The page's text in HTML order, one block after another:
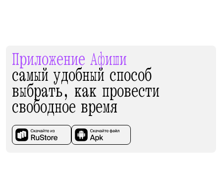
Приложение Афиши
самый удобный способ
выбрать, как провести
свободное время